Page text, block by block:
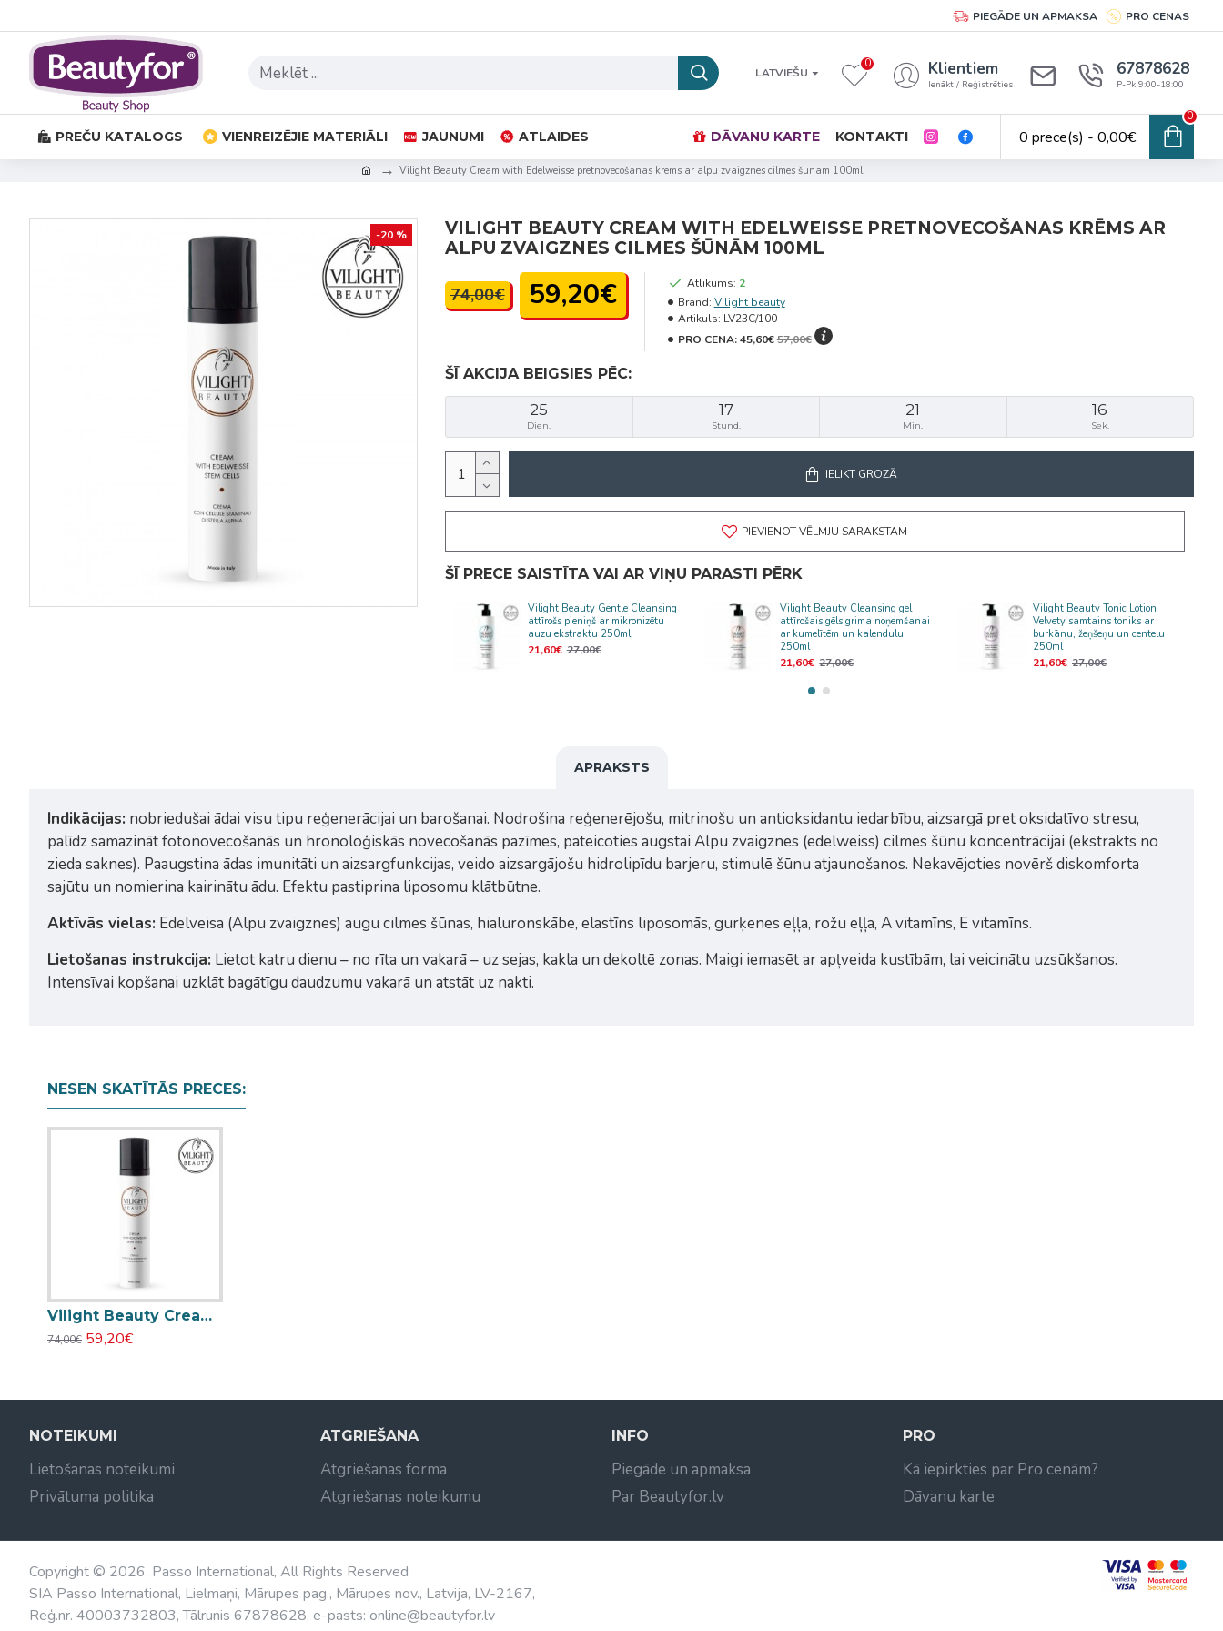
PIEGĀDE UN APMAKSA PRO CENAS
LATVIEŠU
0 Klientiem
Ienākt / Reģistrēties
67878628
P-Pk 9:00-18:00
PREČU KATALOGS VIENREIZĒJIE MATERIĀLI JAUNUMI ATLAIDES DĀVANU KARTE KONTAKTI 0 prece(s) - 0,00€
0
Vilight Beauty Cream with Edelweisse pretnovecošanas krēms ar alpu zvaigznes cilmes šūnām 100ml
-20 %
VILIGHT BEAUTY CREAM WITH EDELWEISSE PRETNOVECOŠANAS KRĒMS AR
ALPU ZVAIGZNES CILMES ŠŪNĀM 100ML
ŠĪ AKCIJA BEIGSIES PĒC:
25
Dien.
17
Stund.
21
Min.
16
Sek.
74,00€ 59,20€ Atlikums: 2
Brand: Vilight beauty
Artikuls: LV23C/100
PRO CENA:45,60€57,00€
IELIKT GROZĀ
PIEVIENOT VĒLMJU SARAKSTAM
ŠĪ PRECE SAISTĪTA VAI AR VIŅU PARASTI PĒRK
Vilight Beauty Tonic Lotion
Vilight Beauty Face Mandel
Vilight Beauty Gentle Cleansing
attīrošs pieniņš ar mikronizētu
auzu ekstraktu 250ml
21,60€ 27,00€
Vilight Beauty Cleansing gel
attīrošais gēls grima noņemšanai
ar kumelītēm un kalendulu
250ml
21,60€ 27,00€
Vilight Beauty Tonic Lotion
Velvety samtains toniks ar
burkānu, žeņšeņu un centelu
250ml
21,60€ 27,00€
APRAKSTS
Indikācijas: nobriedušai ādai visu tipu reģenerācijai un barošanai. Nodrošina reģenerējošu, mitrinošu un antioksidantu iedarbību, aizsargā pret oksidatīvo stresu,
palīdz samazināt fotonovecošanās un hronoloģiskās novecošanās pazīmes, pateicoties augstai Alpu zvaigznes (edelweiss) cilmes šūnu koncentrācijai (ekstrakts no
zieda saknes). Paaugstina ādas imunitāti un aizsargfunkcijas, veido aizsargājošu hidrolipīdu barjeru, stimulē šūnu atjaunošanos. Nekavējoties novērš diskomforta
sajūtu un nomierina kairinātu ādu. Efektu pastiprina liposomu klātbūtne.
Aktīvās vielas: Edelveisa (Alpu zvaigznes) augu cilmes šūnas, hialuronskābe, elastīns liposomās, gurķenes eļļa, rožu eļļa, A vitamīns, E vitamīns.
Lietošanas instrukcija: Lietot katru dienu – no rīta un vakarā – uz sejas, kakla un dekoltē zonas. Maigi iemasēt ar apļveida kustībām, lai veicinātu uzsūkšanos.
Intensīvai kopšanai uzklāt bagātīgu daudzumu vakarā un atstāt uz nakti.
NESEN SKATĪTĀS PRECES:
Vilight Beauty Cream with Edelweisse pretnovecošanas krēms ar alpu zvaigznes cilmes šūnām 100ml
74,00€ 59,20€
NOTEIKUMI
Lietošanas noteikumi
Privātuma politika
ATGRIEŠANA
Atgriešanas forma
Atgriešanas noteikumu
INFO
Piegāde un apmaksa
Par Beautyfor.lv
PRO
Kā iepirkties par Pro cenām?
Dāvanu karte
Copyright © 2026, Passo International, All Rights Reserved
SIA Passo International, Lielmaņi, Mārupes pag., Mārupes nov., Latvija, LV-2167,
Reģ.nr. 40003732803, Tālrunis 67878628, e-pasts: online@beautyfor.lv